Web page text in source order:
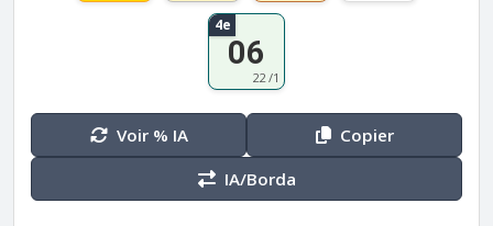
4e
06
22 /1
Voir % IA
Copier
IA/Borda